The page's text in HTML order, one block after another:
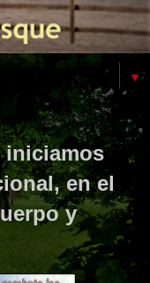
▼
iniciamos
en el
y